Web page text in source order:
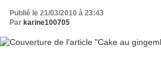
Publié le 21/03/2010 à 23:43
Par karine100705